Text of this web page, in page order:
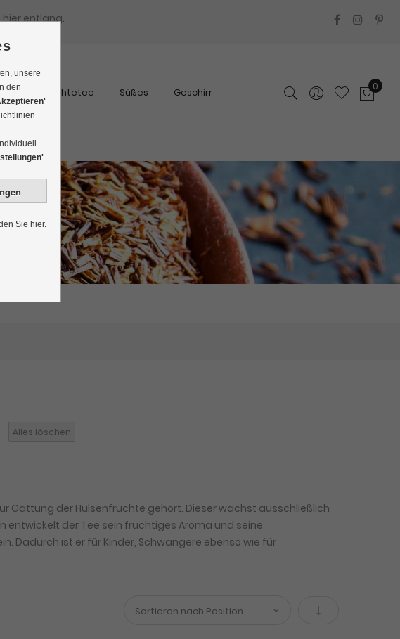
hier entlang.
Früchtetee Süßes Geschirr 0
Alles löschen
Gattung der Hülsenfrüchte gehört. Dieser wächst ausschließlich
entwickelt der Tee sein fruchtiges Aroma und seine
Dadurch ist er für Kinder, Schwangere ebenso wie für
In absteigender
unsere
den
Sie hier.